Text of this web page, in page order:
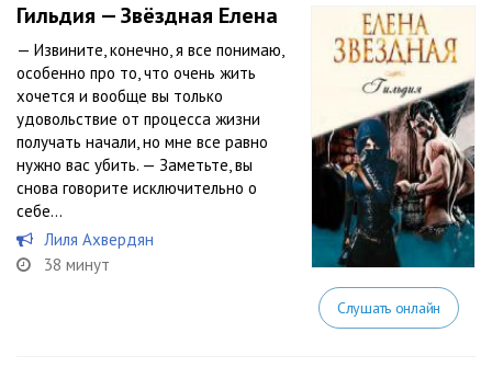
Гильдия — Звёздная Елена
— Извините, конечно, я все понимаю,
особенно про то, что очень жить
хочется и вообще вы только
удовольствие от процесса жизни
получать начали, но мне все равно
нужно вас убить. — Заметьте, вы
снова говорите исключительно о
себе…
Лиля Ахвердян
38 минут
Слушать онлайн